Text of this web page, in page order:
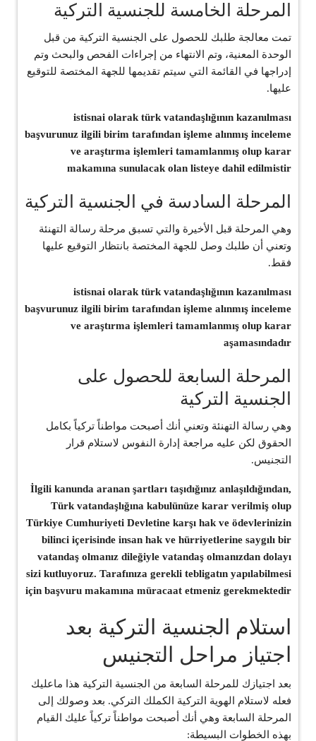
المرحلة الخامسة للجنسية التركية
تمت معالجة طلبك للحصول على الجنسية التركية من قبل
الوحدة المعنية، وتم الانتهاء من إجراءات الفحص والبحث وتم
إدراجها في القائمة التي سيتم تقديمها للجهة المختصة للتوقيع
عليها.
istisnai olarak türk vatandaşlığının kazanılması
başvurunuz ilgili birim tarafından işleme alınmış inceleme
ve araştırma işlemleri tamamlanmış olup karar
makamına sunulacak olan listeye dahil edilmistir
المرحلة السادسة في الجنسية التركية
وهي المرحلة قبل الأخيرة والتي تسبق مرحلة رسالة التهنئة
وتعني أن طلبك وصل للجهة المختصة بانتظار التوقيع عليها
فقط.
istisnai olarak türk vatandaşlığının kazanılması
başvurunuz ilgili birim tarafından işleme alınmış inceleme
ve araştırma işlemleri tamamlanmış olup karar
aşamasındadır
المرحلة السابعة للحصول على
الجنسية التركية
وهي رسالة التهنئة وتعني أنك أصبحت مواطناً تركياً بكامل
الحقوق لكن عليه مراجعة إدارة النفوس لاستلام قرار
التجنيس.
İlgili kanunda aranan şartları taşıdığınız anlaşıldığından,
Türk vatandaşlığına kabulünüze karar verilmiş olup
Türkiye Cumhuriyeti Devletine karşı hak ve ödevlerinizin
bilinci içerisinde insan hak ve hürriyetlerine saygılı bir
vatandaş olmanız dileğiyle vatandaş olmanızdan dolayı
sizi kutluyoruz. Tarafınıza gerekli tebligatın yapılabilmesi
için başvuru makamına müracaat etmeniz gerekmektedir
استلام الجنسية التركية بعد
اجتياز مراحل التجنيس
بعد اجتيازك للمرحلة السابعة من الجنسية التركية هذا ماعليك
فعله لاستلام الهوية التركية الكملك التركي. بعد وصولك إلى
المرحلة السابعة وهي أنك أصبحت مواطناً تركياً عليك القيام
بهذه الخطوات البسيطة: